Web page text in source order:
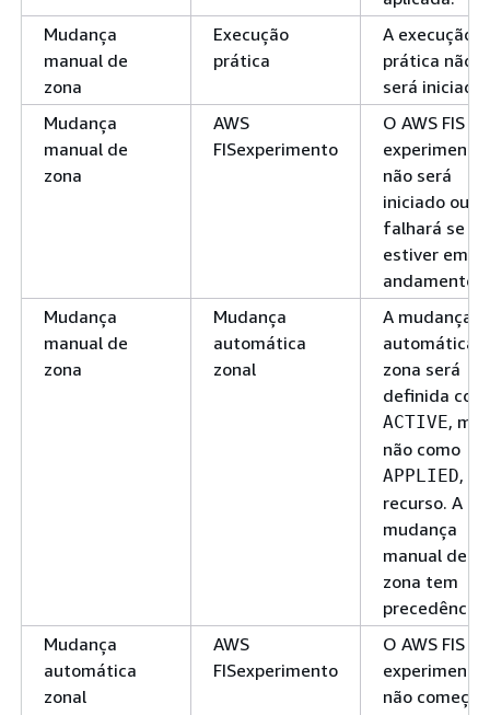
Mudança
manual de
zona
Execução
prática
A execução
prática não
será iniciada.
Mudança
manual de
zona
AWS
FISexperimento
O AWS FIS
experimento
não será
iniciado ou
falhará se já
estiver em
andamento.
Mudança
manual de
zona
Mudança
automática
zonal
A mudança
automática
zona será
definida
ACTIVE, mas
não como
APPLIED, no
recurso. A
mudança
manual de
zona tem
precedência.
Mudança
automática
zonal
AWS
FISexperimento
O AWS FIS
experimento
não